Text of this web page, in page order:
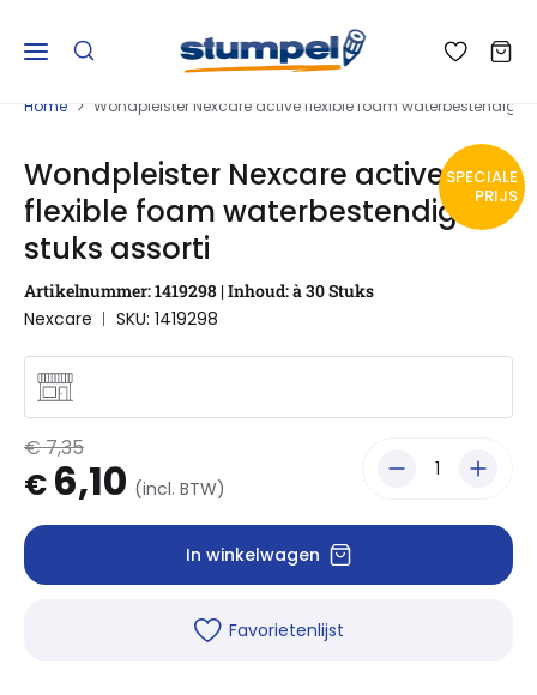
Home Wondpleister Nexcare active flexible foam waterbestendig
SPECIALE
PRIJS
Wondpleister Nexcare active
flexible foam waterbestendig 30
stuks assorti
Artikelnummer: 1419298 | Inhoud: à 30 Stuks
Nexcare SKU: 1419298
€ 7,35
€ 6,10 (incl. BTW)
In winkelwagen
Favorietenlijst